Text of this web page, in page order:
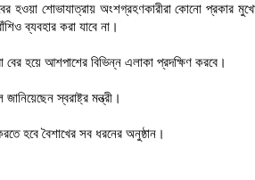
বের হওয়া শোভাযাত্রায় অংশগ্রহণকারীরা কোনো প্রকার
ব্যবহার করা যাবে না।
বের হয়ে আশপাশের বিভিন্ন এলাকা প্রদক্ষিণ করবে।
স্বরাষ্ট্র মন্ত্রী।
হবে বৈশাখের সব ধরনের অনুষ্ঠান।